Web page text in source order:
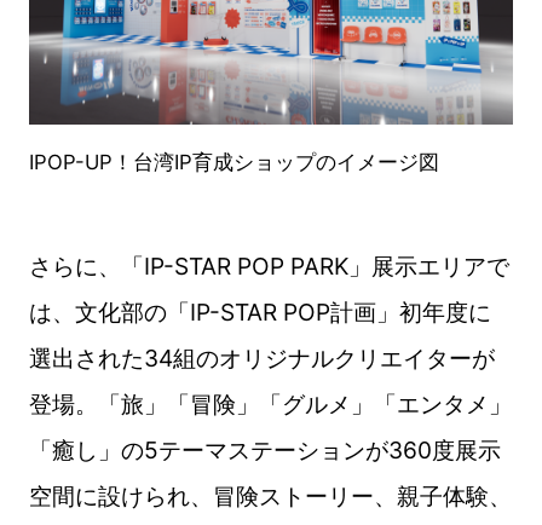
IPOP-UP！台湾IP育成ショップのイメージ図
さらに、「IP-STAR POP PARK」展示エリアで
は、文化部の「IP-STAR POP計画」初年度に
選出された34組のオリジナルクリエイターが
登場。「旅」「冒険」「グルメ」「エンタメ」
「癒し」の5テーマステーションが360度展示
空間に設けられ、冒険ストーリー、親子体験、